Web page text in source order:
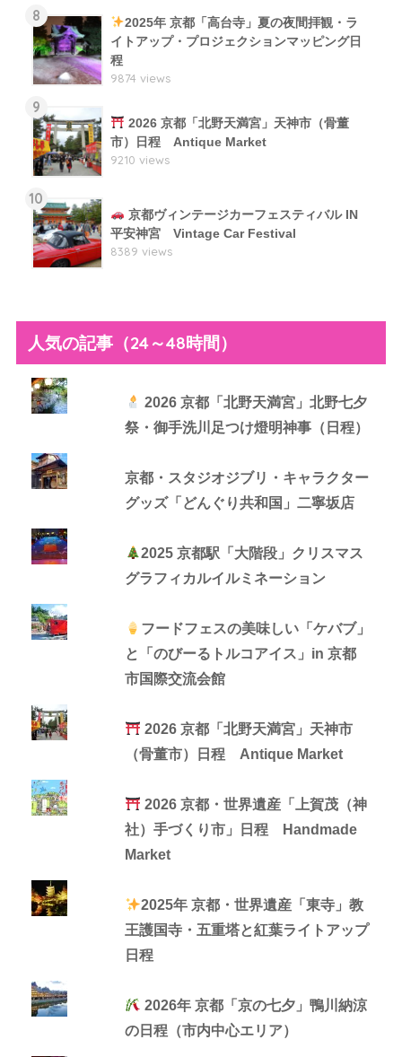
8
2025年 京都「高台寺」夏の夜間拝観・ラ
イトアップ・プロジェクションマッピング日
程
9874 views
9
2026 京都「北野天満宮」天神市（骨董
市）日程 Antique Market
9210 views
10
京都ヴィンテージカーフェスティバル IN
平安神宮 Vintage Car Festival
8389 views
人気の記事（24～48時間）
2026 京都「北野天満宮」北野七夕
祭・御手洗川足つけ燈明神事（日程）
京都・スタジオジブリ・キャラクター
グッズ「どんぐり共和国」二寧坂店
2025 京都駅「大階段」クリスマス
グラフィカルイルミネーション
フードフェスの美味しい「ケバブ」
と「のびーるトルコアイス」in 京都
市国際交流会館
2026 京都「北野天満宮」天神市
（骨董市）日程 Antique Market
2026 京都・世界遺産「上賀茂（神
社）手づくり市」日程 Handmade
Market
2025年 京都・世界遺産「東寺」教
王護国寺・五重塔と紅葉ライトアップ
日程
2026年 京都「京の七夕」鴨川納涼
の日程（市内中心エリア）